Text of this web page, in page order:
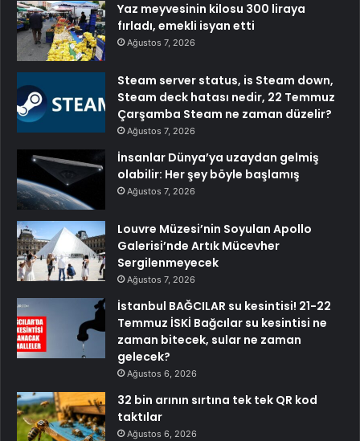
Yaz meyvesinin kilosu 300 liraya
fırladı, emekli isyan etti
Ağustos 7, 2026
Steam server status, is Steam down,
Steam deck hatası nedir, 22 Temmuz
Çarşamba Steam ne zaman düzelir?
Ağustos 7, 2026
İnsanlar Dünya’ya uzaydan gelmiş
olabilir: Her şey böyle başlamış
Ağustos 7, 2026
Louvre Müzesi’nin Soyulan Apollo
Galerisi’nde Artık Mücevher
Sergilenmeyecek
Ağustos 7, 2026
İstanbul BAĞCILAR su kesintisi! 21-22
Temmuz İSKİ Bağcılar su kesintisi ne
zaman bitecek, sular ne zaman
gelecek?
Ağustos 6, 2026
32 bin arının sırtına tek tek QR kod
taktılar
Ağustos 6, 2026